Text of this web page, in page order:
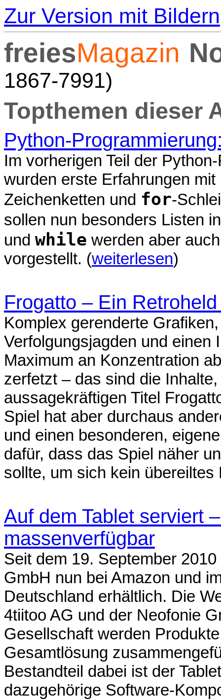
Zur Version mit Bildern
freiesMagazin
1867-7991)
Topthemen dieser
Python-
Im vorherigen Teil der
wurden erste Erfahrungen
Zeichenketten und for-
sollen nun besonders Listen
und while werden aber
vorgestellt. (weiterlesen)
Frogatto – Ein
Komplex gerenderte
Verfolgungsjagden und einen
Maximum an Konzentration
zerfetzt – das sind die
aussagekräftigen Titel
Spiel hat aber durchaus
und einen besonderen,
dafür, dass das Spiel näher
sollte, um sich kein
Auf dem Tablet serviert
massenverfügbar
Seit dem 19. September
GmbH nun bei Amazon und
Deutschland erhältlich. Die
4tiitoo AG und der Neofonie
Gesellschaft werden
Gesamtlösung
Bestandteil dabei ist der
dazugehörige Software-